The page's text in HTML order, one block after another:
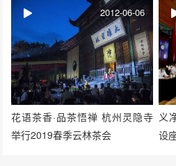
花语茶香·品茶悟禅 杭州灵隐寺
举行2019春季云林茶会
2012-06-06
义
设